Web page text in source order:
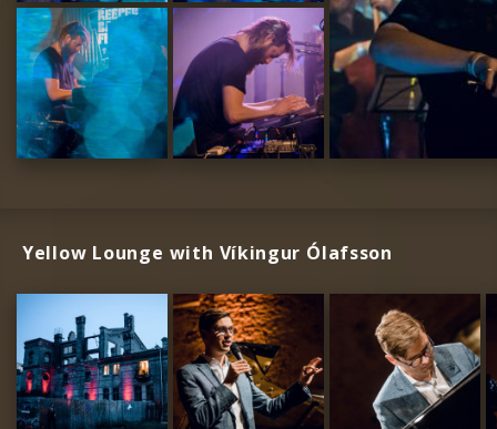
Yellow Lounge with Víkingur Ólafsson